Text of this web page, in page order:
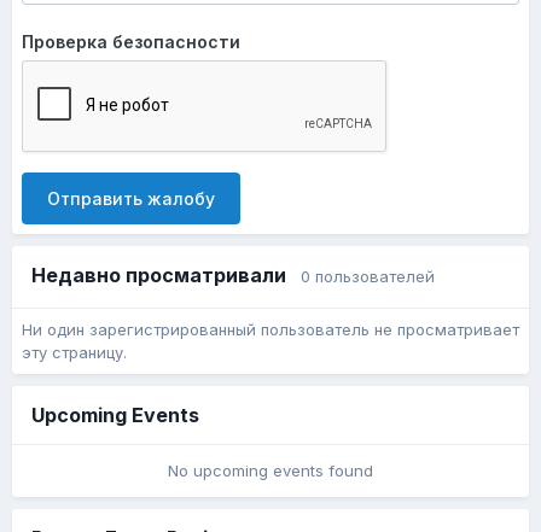
Проверка безопасности
Отправить жалобу
Недавно просматривали 0 пользователей
Ни один зарегистрированный пользователь не просматривает
эту страницу.
Upcoming Events
No upcoming events found